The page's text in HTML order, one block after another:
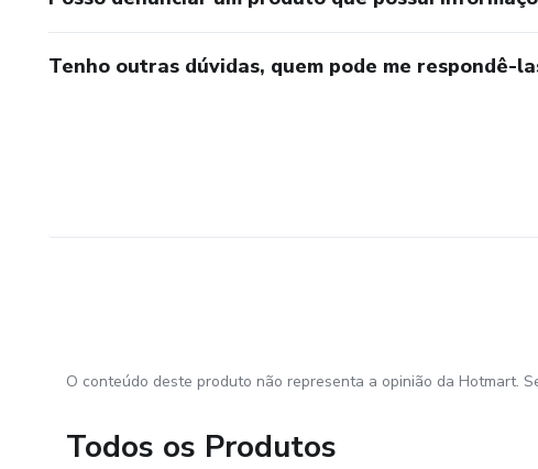
Tenho outras dúvidas, quem pode me respondê-
O conteúdo deste produto não representa a opinião da Hotmart.
Todos os Produtos